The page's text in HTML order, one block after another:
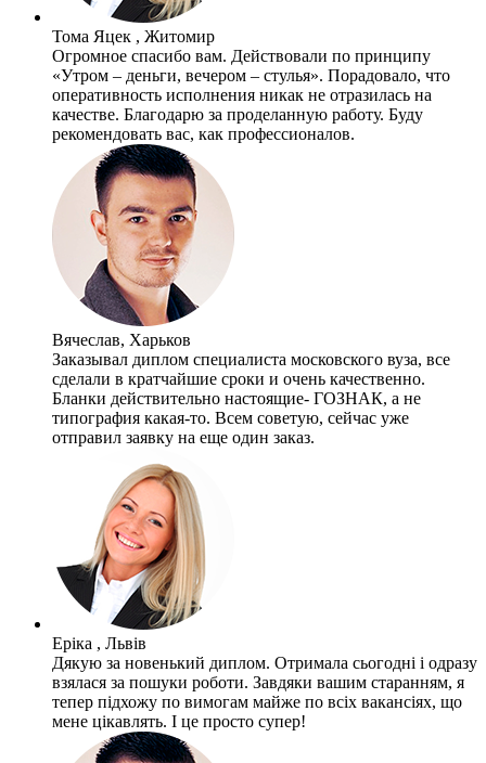
Тома Яцек , Житомир
Огромное спасибо вам. Действовали по принципу
«Утром – деньги, вечером – стулья». Порадовало, что
оперативность исполнения никак не отразилась на
качестве. Благодарю за проделанную работу. Буду
рекомендовать вас, как профессионалов.
Вячеслав, Харьков
Заказывал диплом специалиста московского вуза, все
сделали в кратчайшие сроки и очень качественно.
Бланки действительно настоящие- ГОЗНАК, а не
типография какая-то. Всем советую, сейчас уже
отправил заявку на еще один заказ.
Еріка , Львів
Дякую за новенький диплом. Отримала сьогодні і одразу
взялася за пошуки роботи. Завдяки вашим старанням, я
тепер підхожу по вимогам майже по всіх вакансіях, що
мене цікавлять. І це просто супер!